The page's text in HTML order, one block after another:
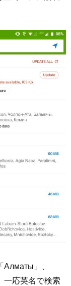
Алматы」、
一応英名で検索